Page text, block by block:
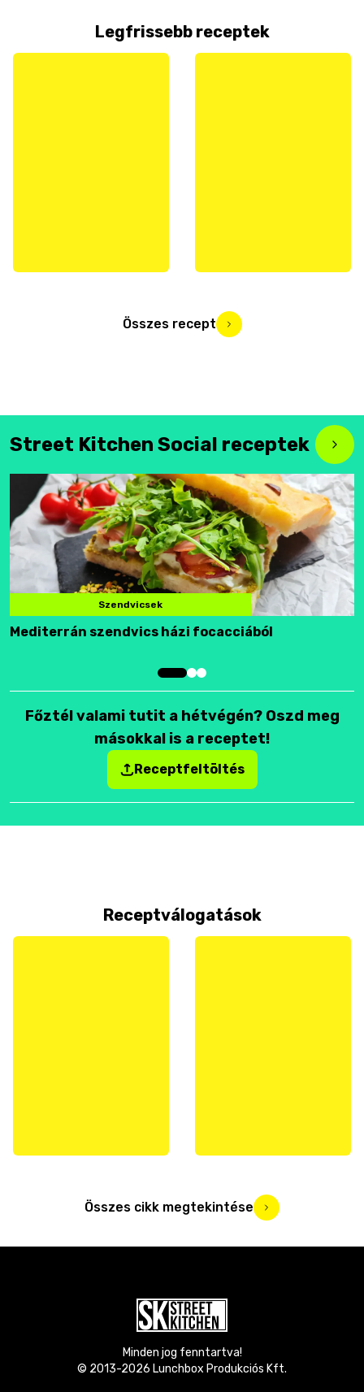
Legfrissebb receptek
Összes recept
Street Kitchen Social receptek
Szendvicsek
Mediterrán szendvics házi focacciából
Főztél valami tutit a hétvégén? Oszd meg
másokkal is a receptet!
Receptfeltöltés
Receptválogatások
Összes cikk megtekintése
Minden jog fenntartva!
© 2013-2026 Lunchbox Produkciós Kft.